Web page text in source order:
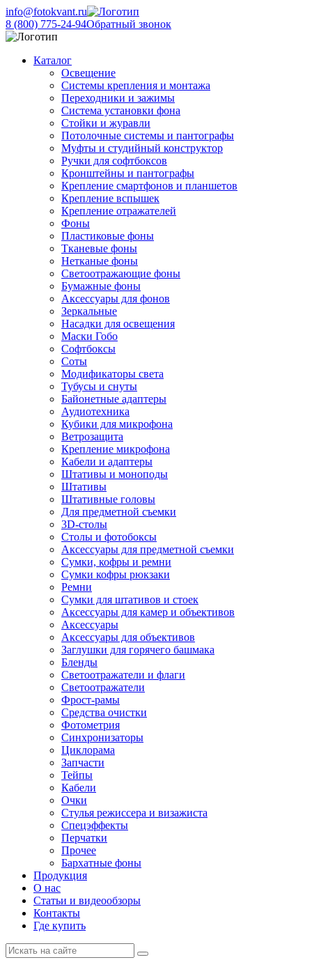
info@fotokvant.ru
8 (800) 775-24-94Обратный звонок
Каталог
Освещение
Системы крепления и монтажа
Переходники и зажимы
Система установки фона
Стойки и журавли
Потолочные системы и пантографы
Муфты и студийный конструктор
Ручки для софтбоксов
Кронштейны и пантографы
Крепление смартфонов и планшетов
Крепление вспышек
Крепление отражателей
Фоны
Пластиковые фоны
Тканевые фоны
Нетканые фоны
Светоотражающие фоны
Бумажные фоны
Аксессуары для фонов
Зеркальные
Насадки для освещения
Маски Гобо
Софтбоксы
Соты
Модификаторы света
Тубусы и снуты
Байонетные адаптеры
Аудиотехника
Кубики для микрофона
Ветрозащита
Крепление микрофона
Кабели и адаптеры
Штативы и моноподы
Штативы
Штативные головы
Для предметной съемки
3D-столы
Столы и фотобоксы
Аксессуары для предметной съемки
Сумки, кофры и ремни
Сумки кофры рюкзаки
Ремни
Сумки для штативов и стоек
Аксессуары для камер и объективов
Аксессуары
Аксессуары для объективов
Заглушки для горячего башмака
Бленды
Светоотражатели и флаги
Светоотражатели
Фрост-рамы
Средства очистки
Фотометрия
Синхронизаторы
Циклорама
Запчасти
Тейпы
Кабели
Очки
Стулья режиссера и визажиста
Спецэффекты
Перчатки
Прочее
Бархатные фоны
Продукция
О нас
Статьи и видеообзоры
Контакты
Где купить